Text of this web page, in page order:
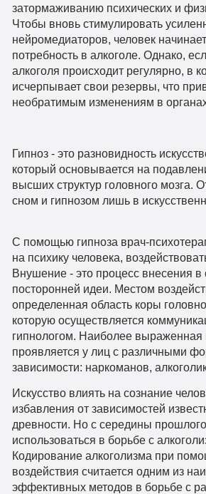
затормаживанию психических и
Чтобы вновь стимулировать
нейромедиаторов, человек
потребность в алкоголе. Однако,
алкоголя происходит регулярно, в
исчерпывает свои резервы, что
необратимым изменениям в
Гипноз - это разновидность
который основывается на
высших структур головного мозга.
сном и гипнозом лишь в
С помощью гипноза врач-
на психику человека,
Внушение - это процесс внесения в
посторонней идеи. Местом
определенная область коры
которую осуществляется
гипнологом. Наиболее
проявляется у лиц с различными
зависимости: наркоманов,
Искусство влиять на сознание
избавления от зависимостей
древности. Но с середины прошлого
использоваться в борьбе с
Кодирование алкоголизма при
воздействия считается одним из
эффективных методов в борьбе с